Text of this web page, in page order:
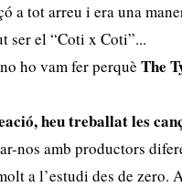
a tot arreu i era una
ser el “Coti x Coti”...
ho vam fer perquèThe
heu treballat les
nos amb productors
a l’estudi des de zero.